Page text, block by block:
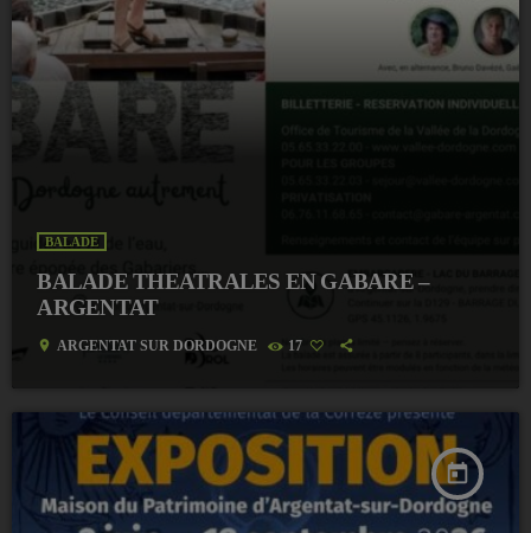
BALADE
BALADE THEATRALES EN GABARE –
ARGENTAT
location_on ARGENTAT SUR DORDOGNE 17
today